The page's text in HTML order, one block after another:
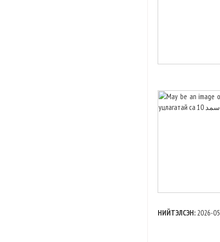
НИЙТЭЛСЭН: 2026-